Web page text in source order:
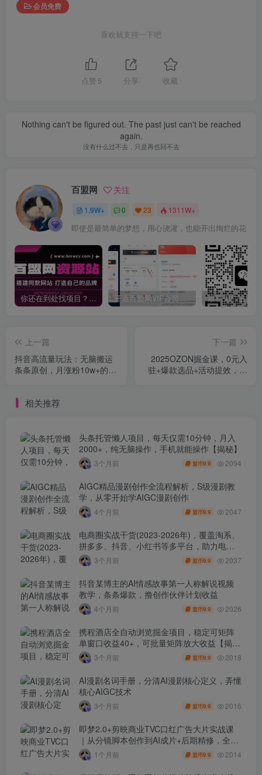
会员免费
喜欢就支持一下吧
点赞 5 分享 收藏
Nothing can't be figured out. The past just can't be reached
again.
没有什么过不去，只是再也回不去
百盟网 关注
1.9W+ 0 23 1311W+
即使是最简单的梦想，用心浇灌，也能开出绚烂的花
你还在到处找项目？还在当韭菜？我靠卖项目一个月收入5万+，曾经我也是个失败者。 开通百盟网VIP会员，尊享全站资源免费下载，享70%的推广提成！！【限时五折优惠】
上一篇
抖音高流量玩法：无脑搬运
条条原创，月涨粉10w+的暴
下一篇
2025OZON掘金课，0元入
驻+爆款选品+活动提效，单
相关推荐
头条托管懒人项目，每天仅需10分钟，月入
2000+，纯无脑操作，手机就能操作【揭秘】
3个月前 盟币9.9 2094
AIGC精品漫剧创作全流程解析，S级漫剧教
学，从零开始学AIGC漫剧创作
4个月前 盟币9.9 2047
电商圈实战干货(2023-2026年)，覆盖淘系、
拼多多、抖音、小红书等多平台，助力电商
人避开坑、提效率、稳盈利(更新4月)
3个月前 盟币9.9 2037
抖音某博主的AI情感故事第一人称解说视频
教学，条条爆款，撸创作伙伴计划收益
4个月前 盟币9.9 2026
携程酒店全自动浏览掘金项目，稳定可矩阵
单窗口收益40+，可批量矩阵放大收益【揭
秘】3个月前 盟币9.9 2018
AI漫剧名词手册，分清AI漫剧核心定义，弄懂
核心AIGC技术
3个月前 盟币9.9 2016
即梦2.0+剪映商业TVC口红广告大片实战课
｜从分镜脚本创作到AI成片+后期精修，全流
程打造品牌级产品广告
1个月前 盟币9.9 2014